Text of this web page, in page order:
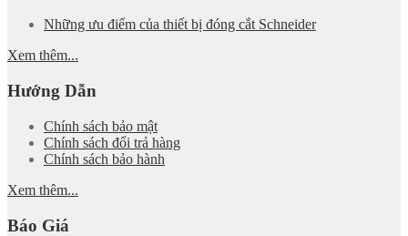
Những ưu điểm của thiết bị đóng cắt Schneider
Xem thêm...
Hướng Dẫn
Chính sách bảo mật
Chính sách đổi trả hàng
Chính sách bảo hành
Xem thêm...
Báo Giá